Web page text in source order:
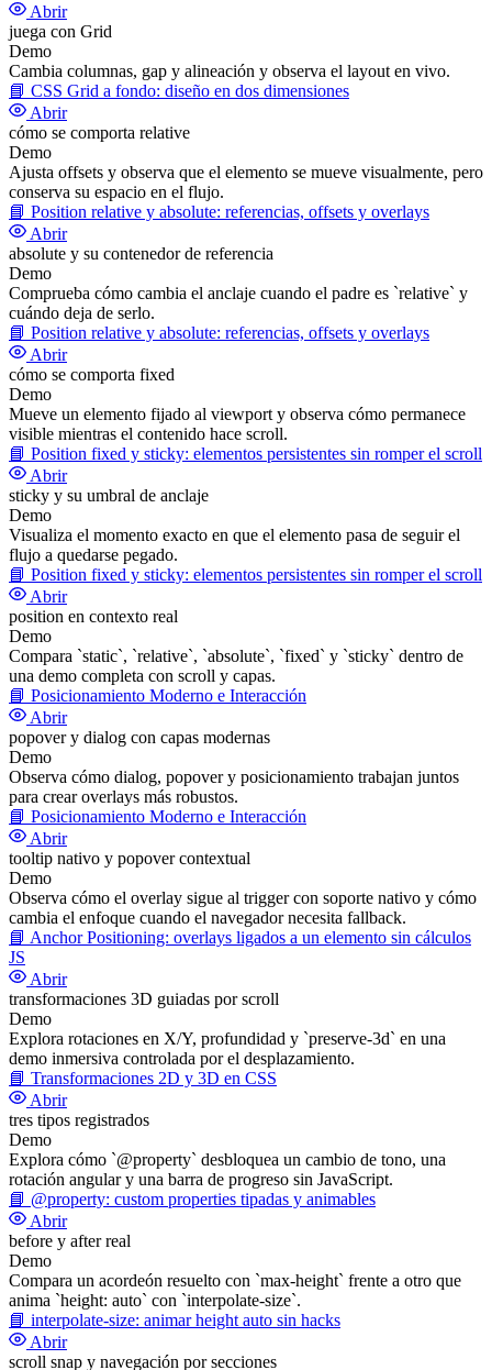
Abrir
juega con Grid
Demo
Cambia columnas, gap y alineación y observa el layout en vivo.
📘 CSS Grid a fondo: diseño en dos dimensiones
Abrir
cómo se comporta relative
Demo
Ajusta offsets y observa que el elemento se mueve visualmente, pero
conserva su espacio en el flujo.
📘 Position relative y absolute: referencias, offsets y overlays
Abrir
absolute y su contenedor de referencia
Demo
Comprueba cómo cambia el anclaje cuando el padre es `relative` y
cuándo deja de serlo.
📘 Position relative y absolute: referencias, offsets y overlays
Abrir
cómo se comporta fixed
Demo
Mueve un elemento fijado al viewport y observa cómo permanece
visible mientras el contenido hace scroll.
📘 Position fixed y sticky: elementos persistentes sin romper el scroll
Abrir
sticky y su umbral de anclaje
Demo
Visualiza el momento exacto en que el elemento pasa de seguir el
flujo a quedarse pegado.
📘 Position fixed y sticky: elementos persistentes sin romper el scroll
Abrir
position en contexto real
Demo
Compara `static`, `relative`, `absolute`, `fixed` y `sticky` dentro de
una demo completa con scroll y capas.
📘 Posicionamiento Moderno e Interacción
Abrir
popover y dialog con capas modernas
Demo
Observa cómo dialog, popover y posicionamiento trabajan juntos
para crear overlays más robustos.
📘 Posicionamiento Moderno e Interacción
Abrir
tooltip nativo y popover contextual
Demo
Observa cómo el overlay sigue al trigger con soporte nativo y cómo
cambia el enfoque cuando el navegador necesita fallback.
📘 Anchor Positioning: overlays ligados a un elemento sin cálculos
JS
Abrir
transformaciones 3D guiadas por scroll
Demo
Explora rotaciones en X/Y, profundidad y `preserve-3d` en una
demo inmersiva controlada por el desplazamiento.
📘 Transformaciones 2D y 3D en CSS
Abrir
tres tipos registrados
Demo
Explora cómo `@property` desbloquea un cambio de tono, una
rotación angular y una barra de progreso sin JavaScript.
📘 @property: custom properties tipadas y animables
Abrir
before y after real
Demo
Compara un acordeón resuelto con `max-height` frente a otro que
anima `height: auto` con `interpolate-size`.
📘 interpolate-size: animar height auto sin hacks
Abrir
scroll snap y navegación por secciones